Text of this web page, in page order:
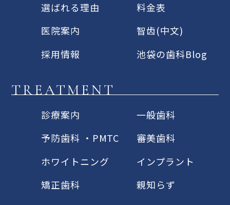
選ばれる理由
料金表
医院案内
智齿(中文)
採用情報
池袋の歯科Blog
TREATMENT
診療案内
一般歯科
予防歯科 ・PMTC
審美歯科
ホワイトニング
インプラント
矯正歯科
親知らず